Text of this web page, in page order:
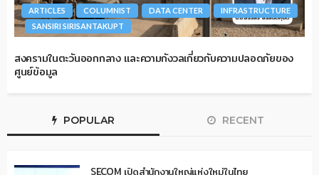
ARTICLES COLUMNIST DATA CENTER
INFRASTRUCTURE
SANSIRI SIRISANTAKUPT
สงครามในตะวันออกกลาง และความกังวลเกี่ยวกับความปลอดภัยของ
ศูนย์ข้อมูล
POPULAR RECENT
SECOM เปิดสำนักงานใหญ่แห่งใหม่ในไทย